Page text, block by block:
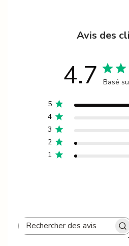
Avis des
4.7 Basé
5
4
3
2
1
Rechercher